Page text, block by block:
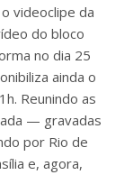
videoclipe da
do bloco
no dia 25
ainda o
Reunindo as
— gravadas
por Rio de
e, agora,